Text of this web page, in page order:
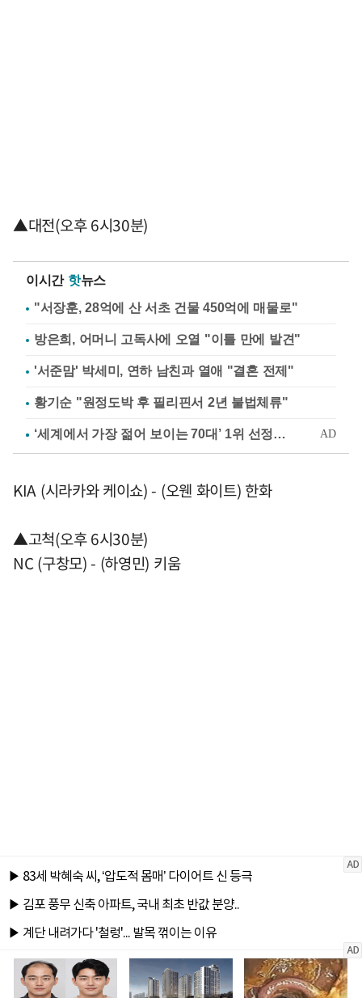
▲대전(오후 6시30분)
이시간 핫뉴스
"서장훈, 28억에 산 서초 건물 450억에 매물로"
방은희, 어머니 고독사에 오열 "이틀 만에 발견"
'서준맘' 박세미, 연하 남친과 열애 "결혼 전제"
황기순 "원정도박 후 필리핀서 2년 불법체류"
KIA (시라카와 케이쇼) - (오웬 화이트) 한화
▲고척(오후 6시30분)
NC (구창모) - (하영민) 키움